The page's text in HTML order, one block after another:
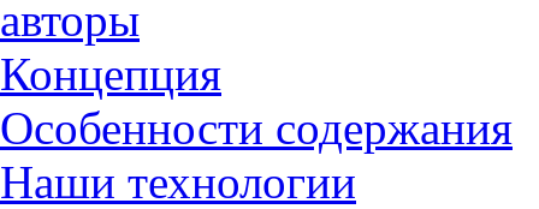
авторы
Концепция
Особенности содержания
Наши технологии